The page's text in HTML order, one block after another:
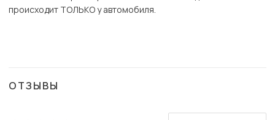
происходит ТОЛЬКО у автомобиля.
ОТЗЫВЫ